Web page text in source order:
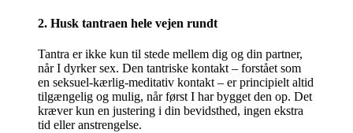
2. Husk tantraen hele vejen rundt
Tantra er ikke kun til stede mellem dig og din partner,
når I dyrker sex. Den tantriske kontakt – forstået som
en seksuel-kærlig-meditativ kontakt – er principielt altid
tilgængelig og mulig, når først I har bygget den op. Det
kræver kun en justering i din bevidsthed, ingen ekstra
tid eller anstrengelse.